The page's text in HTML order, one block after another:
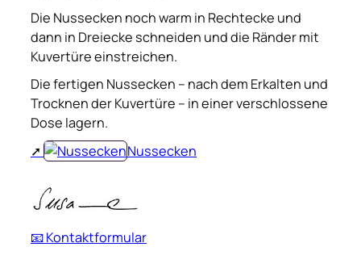
Die Nussecken noch warm in Rechtecke und
dann in Dreiecke schneiden und die Ränder mit
Kuvertüre einstreichen.
Die fertigen Nussecken – nach dem Erkalten und
Trocknen der Kuvertüre – in einer verschlossene
Dose lagern.
Nussecken
📧 Kontaktformular